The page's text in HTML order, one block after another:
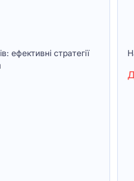
ефективні стратегії